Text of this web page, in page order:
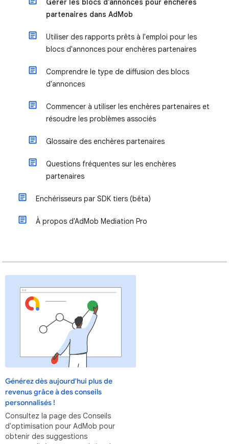
Gérer les blocs d'annonces pour enchères
partenaires dans AdMob
Utiliser des rapports prêts à l'emploi pour les
blocs d'annonces pour enchères partenaires
Comprendre le type de diffusion des blocs
d'annonces
Commencer à utiliser les enchères partenaires et
résoudre les problèmes associés
Glossaire des enchères partenaires
Questions fréquentes sur les enchères
partenaires
Enchérisseurs par SDK tiers (bêta)
À propos d'AdMob Mediation Pro
Générez dès aujourd'hui plus de
revenus grâce à des conseils
personnalisés !
Consultez la page des Conseils
d'optimisation pour AdMob pour
obtenir des suggestions